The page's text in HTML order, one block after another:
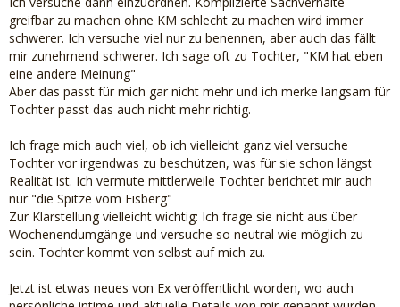
greifbar zu machen ohne KM schlecht zu machen wird immer
schwerer. Ich versuche viel nur zu benennen, aber auch das fällt
mir zunehmend schwerer. Ich sage oft zu Tochter, "KM hat eben
eine andere Meinung"
Aber das passt für mich gar nicht mehr und ich merke langsam für
Tochter passt das auch nicht mehr richtig.
Ich frage mich auch viel, ob ich vielleicht ganz viel versuche
Tochter vor irgendwas zu beschützen, was für sie schon längst
Realität ist. Ich vermute mittlerweile Tochter berichtet mir auch
nur "die Spitze vom Eisberg"
Zur Klarstellung vielleicht wichtig: Ich frage sie nicht aus über
Wochenendumgänge und versuche so neutral wie möglich zu
sein. Tochter kommt von selbst auf mich zu.
Jetzt ist etwas neues von Ex veröffentlicht worden, wo auch